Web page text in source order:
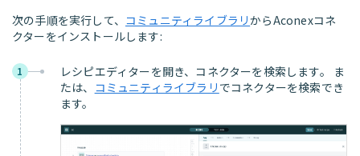
次の手順を実行して、 コミュニティライブラリからAconexコネ
クターをインストールします:
1
レシピエディターを開き、コネクターを検索します。 ま
たは、 コミュニティライブラリ でコネクターを検索でき
ます。